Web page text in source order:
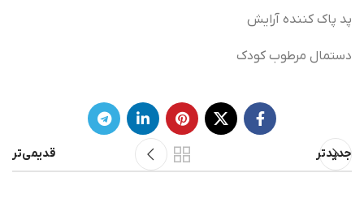
پد پاک کننده آرایش
دستمال مرطوب کودک
جدیدتر قدیمی‌تر